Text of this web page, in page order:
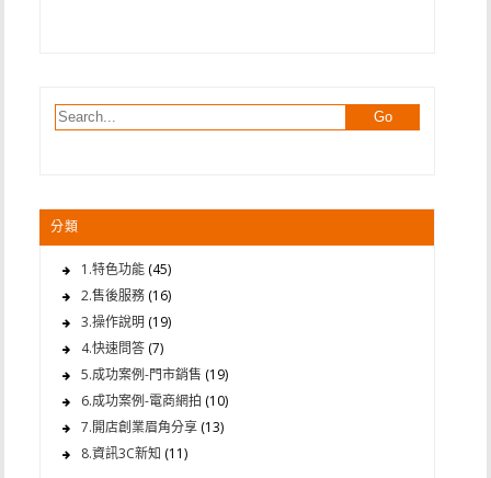
分類
1.特色功能(45)
2.售後服務(16)
3.操作說明(19)
4.快速問答(7)
5.成功案例-門市銷售 (19)
6.成功案例-電商網拍 (10)
7.開店創業眉角分享(13)
8.資訊3C新知 (11)